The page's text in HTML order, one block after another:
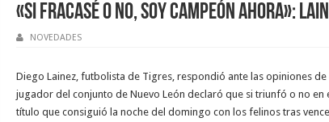
«Si fracasé o no, soy campeón ahora»:
NOVEDADES
Diego Lainez, futbolista de Tigres, respondió ante las opiniones de
jugador del conjunto de Nuevo León declaró que si triunfó o no en
título que consiguió la noche del domingo con los felinos tras